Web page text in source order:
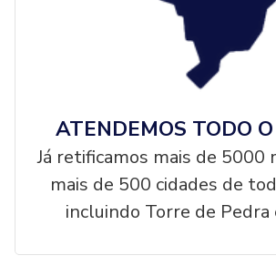
ATENDEMOS TODO
Já retificamos mais de 5000
mais de 500 cidades de
incluindo Torre de Pedra